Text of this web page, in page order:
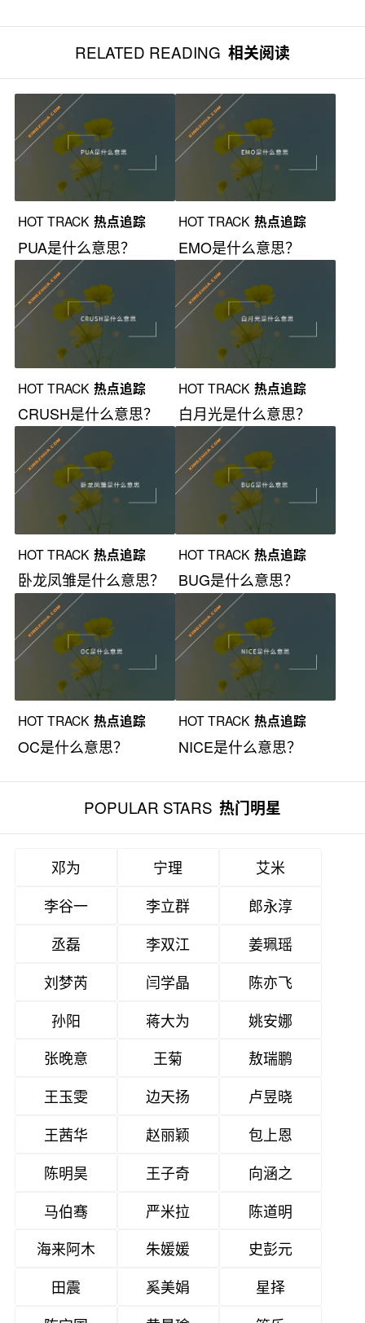
RELATED READING 相关阅读
HOT TRACK 热点追踪
PUA是什么意思？
HOT TRACK 热点追踪
EMO是什么意思？
HOT TRACK 热点追踪
CRUSH是什么意思？
HOT TRACK 热点追踪
白月光是什么意思？
HOT TRACK 热点追踪
卧龙凤雏是什么意思？
HOT TRACK 热点追踪
BUG是什么意思？
HOT TRACK 热点追踪
OC是什么意思？
HOT TRACK 热点追踪
NICE是什么意思？
POPULAR STARS 热门明星
邓为 宁理
艾米
李谷一
李立群
郎永淳
丞磊
李双江
姜珮瑶
刘梦芮
闫学晶
陈亦飞
孙阳
蒋大为
姚安娜
张晚意
王菊
敖瑞鹏
王玉雯
边天扬
卢昱晓
王茜华
赵丽颖
包上恩
陈明昊
王子奇
向涵之
马伯骞
严米拉
陈道明
海来阿木
朱媛媛
史彭元
田震
奚美娟
星择